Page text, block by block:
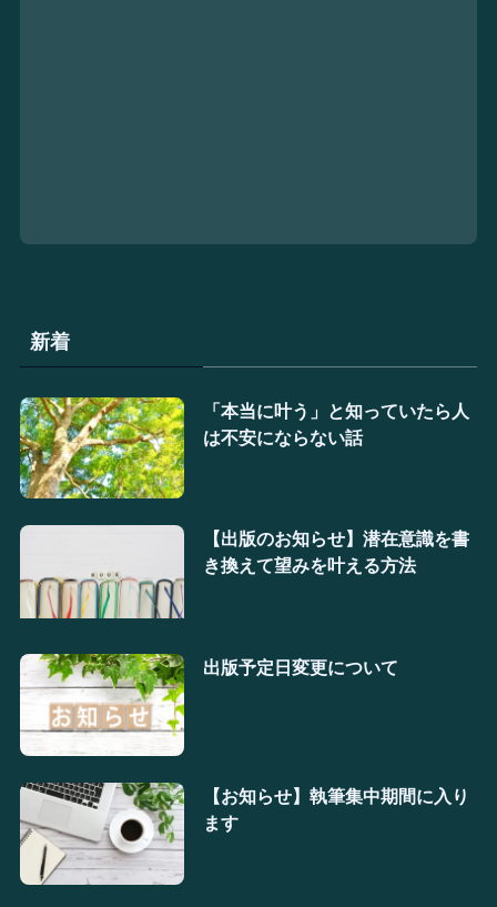
新着
「本当に叶う」と知っていたら人
は不安にならない話
【出版のお知らせ】潜在意識を書
き換えて望みを叶える方法
出版予定日変更について
【お知らせ】執筆集中期間に入り
ます